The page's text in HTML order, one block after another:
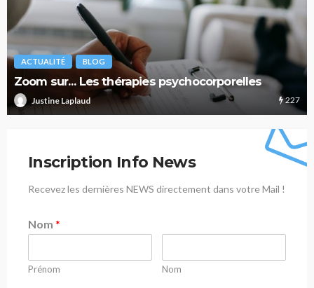
ACTUALITÉ BLOG
Zoom sur… Les thérapies psychocorporelles
Justine Laplaud 227
Inscription Info News
Recevez les dernières NEWS directement dans votre Mail !
Nom *
Prénom Nom